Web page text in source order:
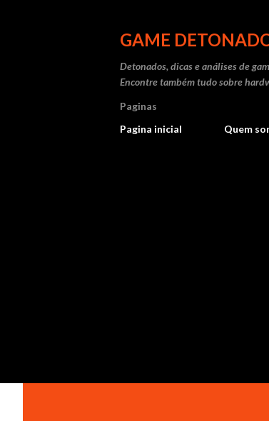
GAME
Detonados, dicas e análises de
Encontre também tudo sobre
Paginas
Pagina inicial
Quem